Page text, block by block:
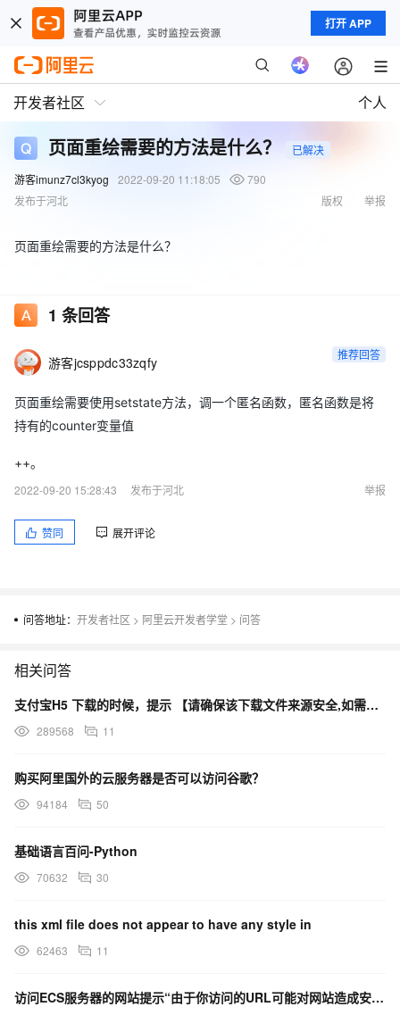
打开 APP
开发者社区 个人
页面重绘需要的方法是什么？
已解决
游客imunz7cl3kyog
2022-09-20 11:18:05
790
发布于河北
举报
版权
页面重绘需要的方法是什么？
1 条回答
游客jcsppdc33zqfy 推荐回答
页面重绘需要使用setstate方法，调一个匿名函数，匿名函数是将
持有的counter变量值
++。
2022-09-20 15:28:43
发布于河北 举报
赞同 展开评论
问答地址： 开发者社区 > 阿里云开发者学堂 > 问答
相关问答
支付宝H5 下载的时候，提示 【请确保该下载文件来源安全,如需浏览,请长按网址复制后使用浏览器访问】
289568 11
购买阿里国外的云服务器是否可以访问谷歌？
94184 50
基础语言百问-Python
70632 30
this xml file does not appear to have any style in
62463 11
访问ECS服务器的网站提示“由于你访问的URL可能对网站造成安全威胁，您的访问被阻断”，这是什么原因？